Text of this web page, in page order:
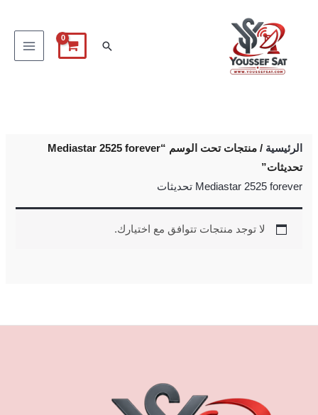
البحث
الرئيسية
/ منتجات تحت الوسم “Mediastar 2525 forever
تحديثات”
Mediastar 2525 forever تحديثات
لا توجد منتجات تتوافق مع اختيارك.